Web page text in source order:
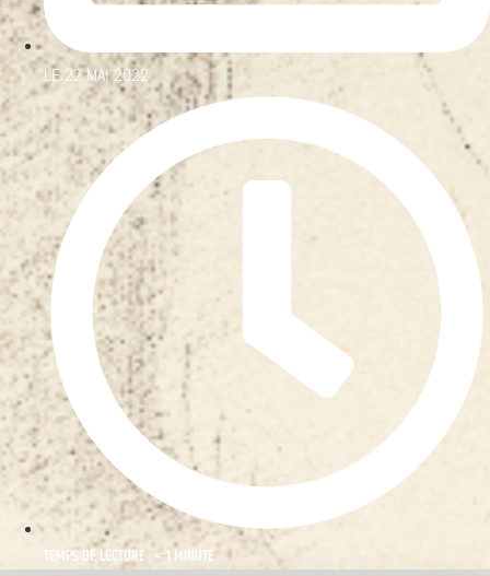
LE22 MAI 2022
TEMPS DE LECTURE : < 1 MINUTE